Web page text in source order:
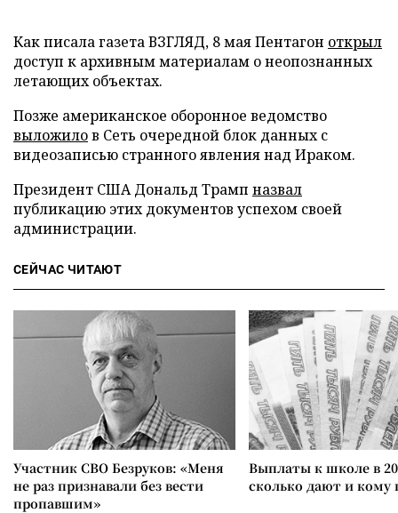
Как писала газета ВЗГЛЯД, 8 мая Пентагон открыл
доступ к архивным материалам о неопознанных
летающих объектах.
Позже американское оборонное ведомство
выложилов Сеть очередной блок данных с
видеозаписью странного явления над Ираком.
Президент США Дональд Трамп назвал
публикацию этих документов успехом своей
администрации.
СЕЙЧАС ЧИТАЮТ
Участник СВО Безруков: «Меня
не раз признавали без вести
пропавшим»
Выплаты к школе в
сколько дают и